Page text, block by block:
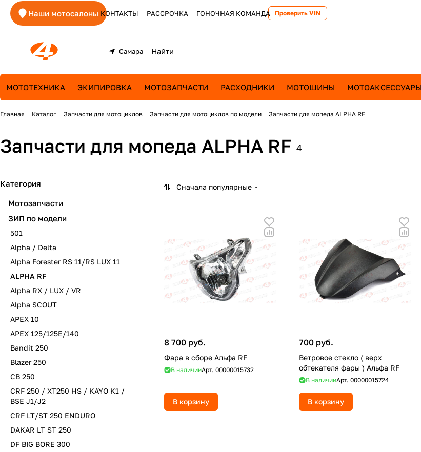
Наши мотосалоны КОНТАКТЫ РАССРОЧКА ГОНОЧНАЯ КОМАНДА Проверить VIN
Самара
МОТОТЕХНИКА ЭКИПИРОВКА МОТОЗАПЧАСТИ РАСХОДНИКИ МОТОШИНЫ МОТОАКСЕССУАРЫ
Главная Каталог Запчасти для мотоциклов Запчасти для мотоциклов по модели Запчасти для мопеда ALPHA RF
Запчасти для мопеда ALPHA RF 4
Сначала популярные
8 700 руб.
Фара в сборе Альфа RF
В наличииАрт. 00000015732
В корзину
700 руб.
Ветровое стекло ( верх
обтекателя фары ) Альфа RF
В наличииАрт. 00000015724
В корзину
Категория
Мотозапчасти
ЗИП по модели
501
Alpha / Delta
Alpha Forester RS 11/RS LUX 11
ALPHA RF
Alpha RX / LUX / VR
Alpha SCOUT
APEX 10
APEX 125/125E/140
Bandit 250
Blazer 250
CB 250
CRF 250 / XT250 HS / KAYO K1 /
BSE J1/J2
CRF LT/ST 250 ENDURO
DAKAR LT ST 250
DF BIG BORE 300